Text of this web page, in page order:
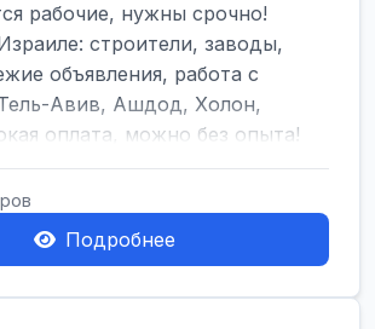
рабочие, нужны срочно!
строители, заводы,
объявления, работа с
Авив, Ашдод, Холон,
оплата, можно без опыта!
Подробнее